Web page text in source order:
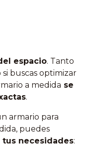
espacio. Tanto
buscas optimizar
a medida se
.
armario para
puedes
necesidades: